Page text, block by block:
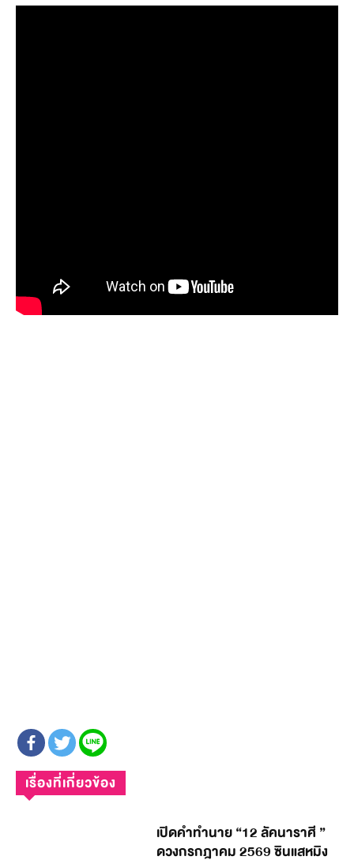
เรื่องที่เกี่ยวข้อง
เปิดคำทำนาย “12 ลัคนาราศี ”
ดวงกรกฎาคม 2569 ซินแสหมิง